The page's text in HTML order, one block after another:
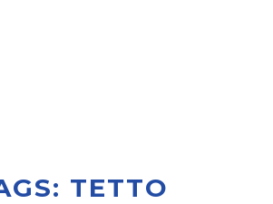
TETTO